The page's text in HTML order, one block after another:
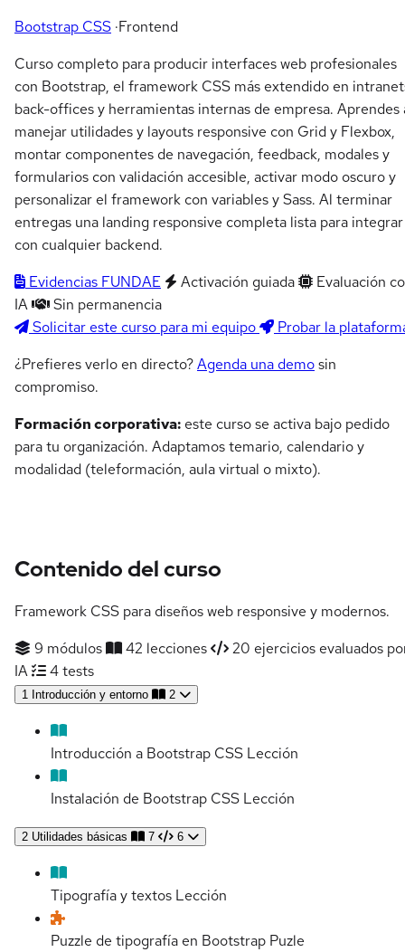
Bootstrap CSS ·Frontend
Curso completo para producir interfaces web profesionales
con Bootstrap, el framework CSS más extendido en
back-offices y herramientas internas de empresa. Aprendes
manejar utilidades y layouts responsive con Grid y Flexbox,
montar componentes de navegación, feedback, modales y
formularios con validación accesible, activar modo oscuro y
personalizar el framework con variables y Sass. Al terminar
entregas una landing responsive completa lista para integrar
con cualquier backend.
Evidencias FUNDAE
Activación guiada
Evaluación
IA
Sin permanencia
Solicitar este curso para mi equipo
Probar la
¿Prefieres verlo en directo?Agenda una demosin
compromiso.
Formación corporativa: este curso se activa bajo pedido
para tu organización. Adaptamos temario, calendario y
modalidad (teleformación, aula virtual o mixto).
Contenido del curso
Framework CSS para diseños web responsive y modernos.
9 módulos
42 lecciones
20 ejercicios evaluados
IA
4 tests
1 Introducción y entorno 2
Introducción a Bootstrap CSS Lección
Instalación de Bootstrap CSS Lección
2 Utilidades básicas 7 6
Tipografía y textos Lección
Puzzle de tipografía en Bootstrap Puzle